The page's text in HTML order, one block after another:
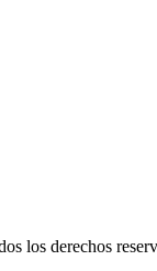
los derechos